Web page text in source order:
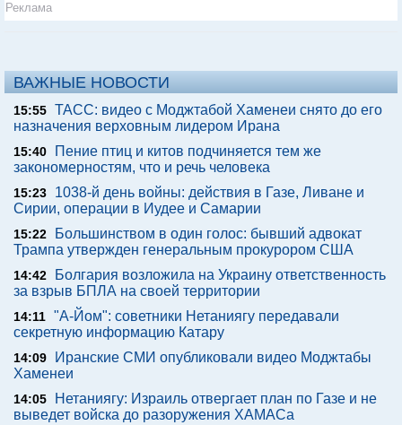
Реклама
ВАЖНЫЕ НОВОСТИ
15:55 ТАСС: видео с Моджтабой Хаменеи снято до его
назначения верховным лидером Ирана
15:40
Пение птиц и китов подчиняется тем же
закономерностям, что и речь человека
15:23
1038-й день войны: действия в Газе, Ливане и
Сирии, операции в Иудее и Самарии
15:22
Большинством в один голос: бывший адвокат
Трампа утвержден генеральным прокурором США
14:42
Болгария возложила на Украину ответственность
за взрыв БПЛА на своей территории
14:11 "А-Йом": советники Нетаниягу передавали
секретную информацию Катару
14:09
Иранские СМИ опубликовали видео Моджтабы
Хаменеи
14:05
Нетаниягу: Израиль отвергает план по Газе и не
выведет войска до разоружения ХАМАСа